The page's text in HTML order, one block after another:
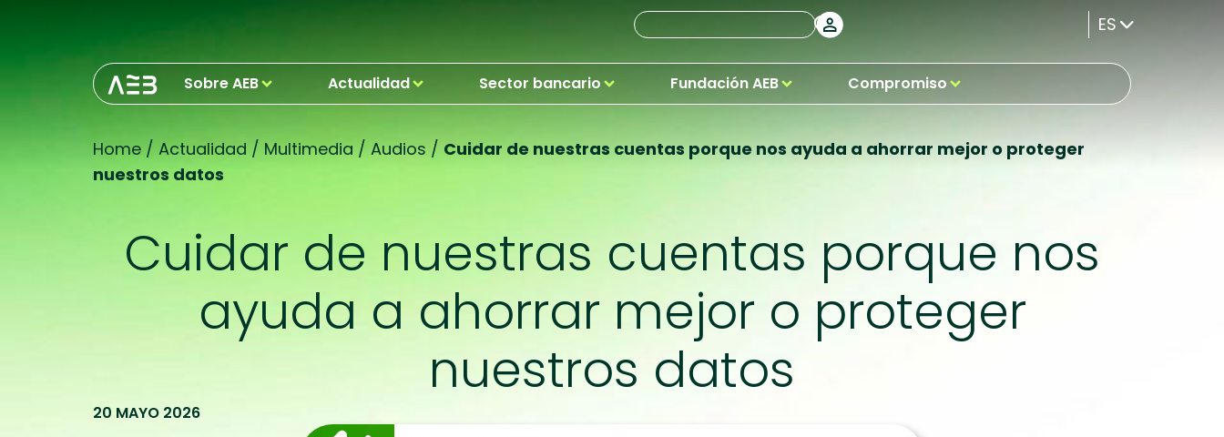
ES
Sobre AEB Actualidad Sector bancario Fundación AEB Compromiso
Home / Actualidad / Multimedia / Audios / Cuidar de nuestras cuentas porque nos ayuda a ahorrar mejor o proteger
nuestros datos
Cuidar de nuestras cuentas porque nos
ayuda a ahorrar mejor o proteger
nuestros datos
20 MAYO 2026